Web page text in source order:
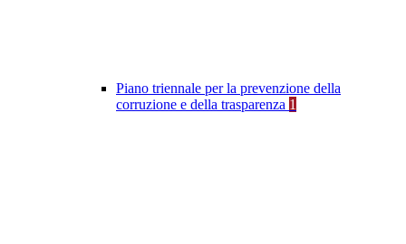
Piano triennale per la prevenzione della
corruzione e della trasparenza 1